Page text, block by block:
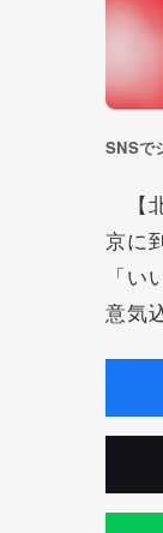
SNSで
【
京に
「
意気